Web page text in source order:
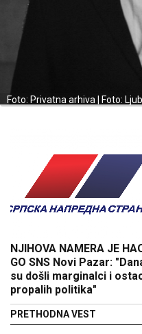
Foto: Privatna arhiva | Foto:
NJIHOVA NAMERA JE
GO SNS Novi Pazar:
su došli marginalci i
propalih politika"
PRETHODNA VEST